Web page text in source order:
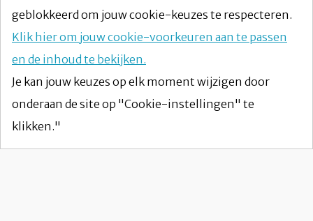
geblokkeerd om jouw cookie-keuzes te respecteren.
Klik hier om jouw cookie-voorkeuren aan te passen
en de inhoud te bekijken.
Je kan jouw keuzes op elk moment wijzigen door
onderaan de site op "Cookie-instellingen" te
klikken."